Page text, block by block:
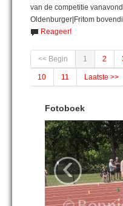
van de competitie
Oldenburger|Fritom
Reageer!
<< Begin 1 2
10 11 Laatste >>
Fotoboek
‹